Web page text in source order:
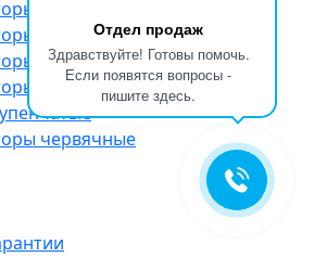
Отдел продаж
Здравствуйте! Готовы помочь.
Если появятся вопросы -
пишите здесь.
типа РЦД
трехступенчатые
ЦДН
цилиндрические
червячные